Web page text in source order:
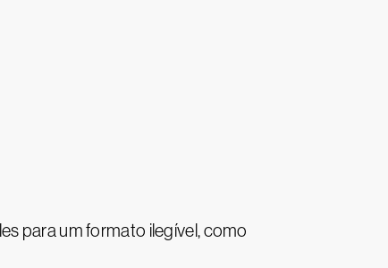
para um formato ilegível, como